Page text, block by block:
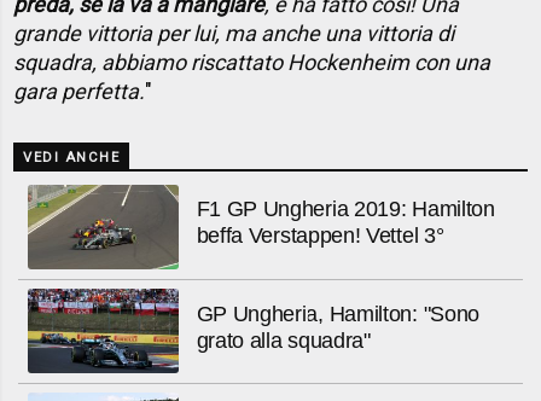
grande vittoria per lui, ma anche una vittoria di
squadra, abbiamo riscattato Hockenheim con una
gara perfetta."
VEDI ANCHE
F1 GP Ungheria 2019: Hamilton
beffa Verstappen! Vettel 3°
GP Ungheria, Hamilton: "Sono
grato alla squadra"